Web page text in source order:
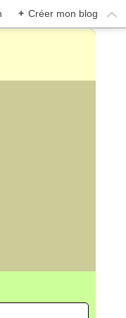
+ Créer mon blog
CENTURY)